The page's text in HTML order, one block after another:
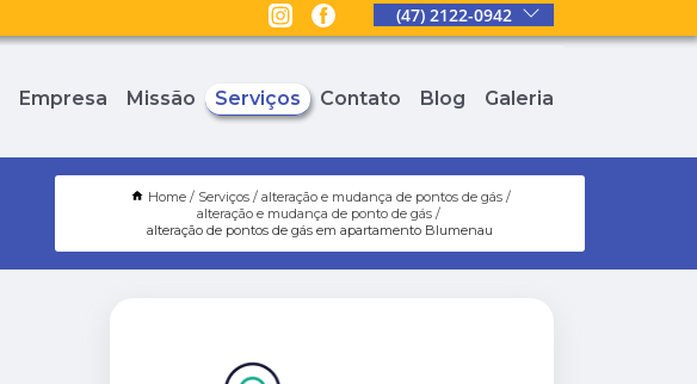
(47) 2122-0942
Empresa Missão Serviços Contato Blog Galeria
Home Serviços
alteração e mudança de pontos de gás
alteração e mudança de ponto de gás
alteração de pontos de gás em apartamento Blumenau